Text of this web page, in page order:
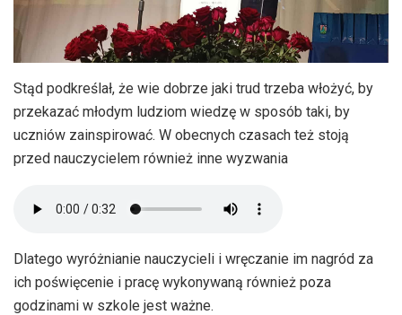
Stąd podkreślał, że wie dobrze jaki trud trzeba włożyć, by
przekazać młodym ludziom wiedzę w sposób taki, by
uczniów zainspirować. W obecnych czasach też stoją
przed nauczycielem również inne wyzwania
Dlatego wyróżnianie nauczycieli i wręczanie im nagród za
ich poświęcenie i pracę wykonywaną również poza
godzinami w szkole jest ważne.